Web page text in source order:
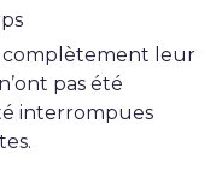
complètement leur
pas été
interrompues